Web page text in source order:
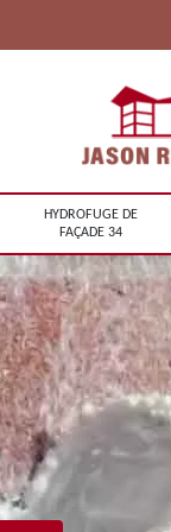
HYDROFUGE DE
FAÇADE 34